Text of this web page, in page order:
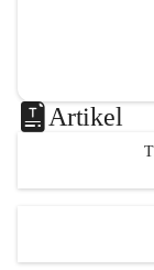
Artikel